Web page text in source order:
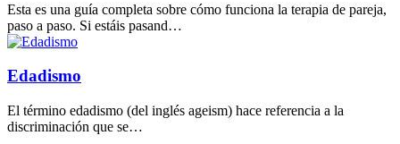
Esta es una guía completa sobre cómo funciona la terapia de pareja,
paso a paso. Si estáis pasand…
Edadismo
El término edadismo (del inglés ageism) hace referencia a la
discriminación que se…